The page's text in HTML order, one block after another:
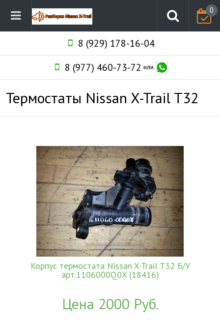
0
8 (929) 178-16-04
8 (977) 460-73-72 или
Термостаты Nissan X-Trail T32
Корпус термостата Nissan X-Trail T32 Б/У
арт.1106000Q0X (18416)
Цена 2000 Руб.